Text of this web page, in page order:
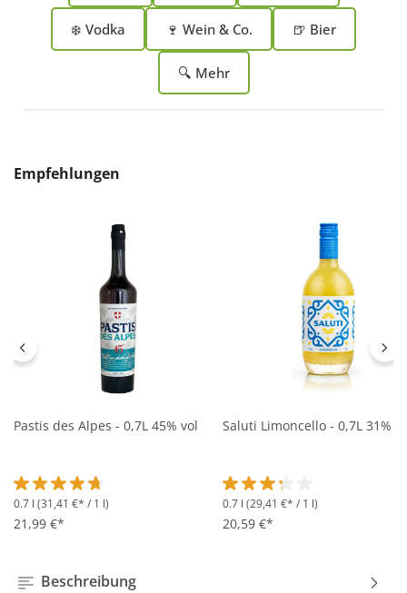
❄️ Vodka 🍷 Wein & Co. 🍺 Bier
🔍 Mehr
Produktgalerie überspringen
Empfehlungen
Pastis des Alpes - 0,7L 45% vol
Durchschnittliche Bewertung von 4.6 von 5 Sternen
0.7 l (31,41 €* / 1 l)
21,99 €*
Saluti Limoncello - 0,7L 31%
Durchschnittliche
0.7 l (29,41 €* / 1 l)
20,59 €*
Beschreibung